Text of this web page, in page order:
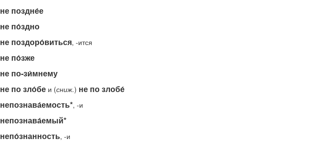
не поздне́е
не по́здно
не поздоро́виться, -ится
не по́зже
не по-зи́мнему
не по зло́бе и (сниж.) не по злобе́
непознава́емость*, -и
непознава́емый*
непо́знанность, -и